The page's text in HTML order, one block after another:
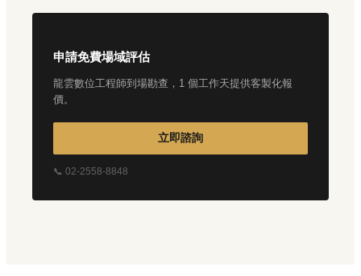
申請免費場域評估
龍雲數位工程師到場勘查，1 個工作天提供客製化報
價。
立即諮詢
📞 02-2558-8848